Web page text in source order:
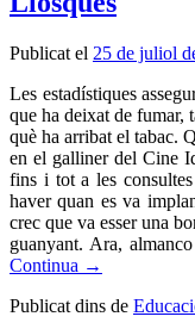
Publicat el 25 de juliol
Les estadístiques
que ha deixat de fumar,
què ha arribat el tabac.
en el galliner del Cine
fins i tot a les
haver quan es va
crec que va esser una
guanyant. Ara,
Continua →
Publicat dins de